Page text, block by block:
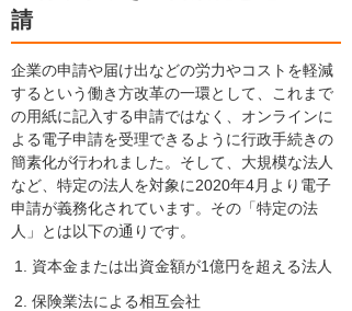
請
企業の申請や届け出などの労力やコストを軽減
するという働き方改革の一環として、これまで
の用紙に記入する申請ではなく、オンラインに
よる電子申請を受理できるように行政手続きの
簡素化が行われました。そして、大規模な法人
など、特定の法人を対象に2020年4月より電子
申請が義務化されています。その「特定の法
人」とは以下の通りです。
資本金または出資金額が1億円を超える法人
保険業法による相互会社